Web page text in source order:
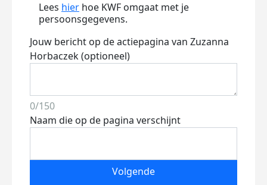
Lees hier hoe KWF omgaat met je
persoonsgegevens.
Jouw bericht op de actiepagina van Zuzanna
Horbaczek (optioneel)
0/150
Naam die op de pagina verschijnt
Volgende